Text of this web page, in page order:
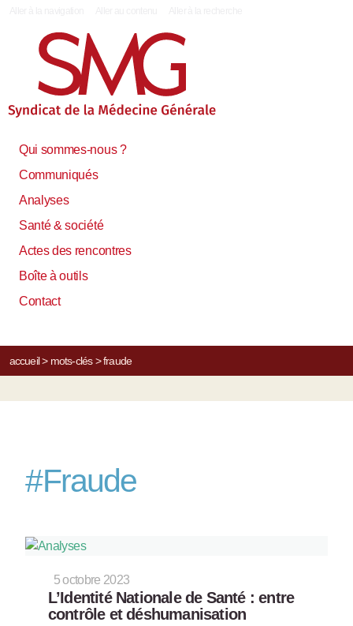
Qui sommes-nous ?
Communiqués
Analyses
Santé & société
Actes des rencontres
Boîte à outils
Contact
accueil> mots-clés> fraude
#Fraude
5 octobre 2023
L’Identité Nationale de Santé : entre
contrôle et déshumanisation